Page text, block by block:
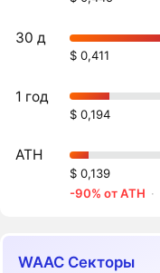
30 д
$ 0,411
1 год
$ 0,194
ATH
$ 0,139
-90% от ATH ·
WAAC Секторы